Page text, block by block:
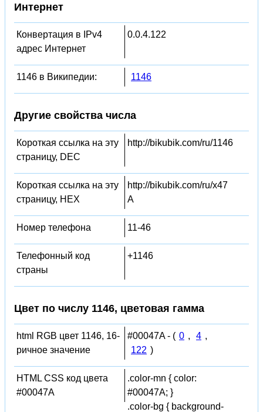
Интернет
Конвертация в IPv4
адрес Интернет
0.0.4.122
1146 в Википедии: 1146
Другие свойства числа
Короткая ссылка на эту
страницу, DEC
http://bikubik.com/ru/1146
Короткая ссылка на эту
страницу, HEX
http://bikubik.com/ru/x47
A
Номер телефона 11-46
Телефонный код
страны
+1146
Цвет по числу 1146, цветовая гамма
html RGB цвет 1146, 16-
ричное значение
#00047A - ( 0 , 4 ,
122 )
HTML CSS код цвета
#00047A
.color-mn { color:
#00047A; }
.color-bg { background-